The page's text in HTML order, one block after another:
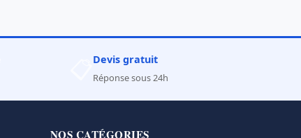
Devis gratuit
Réponse sous 24h
NOS CATÉGORIES